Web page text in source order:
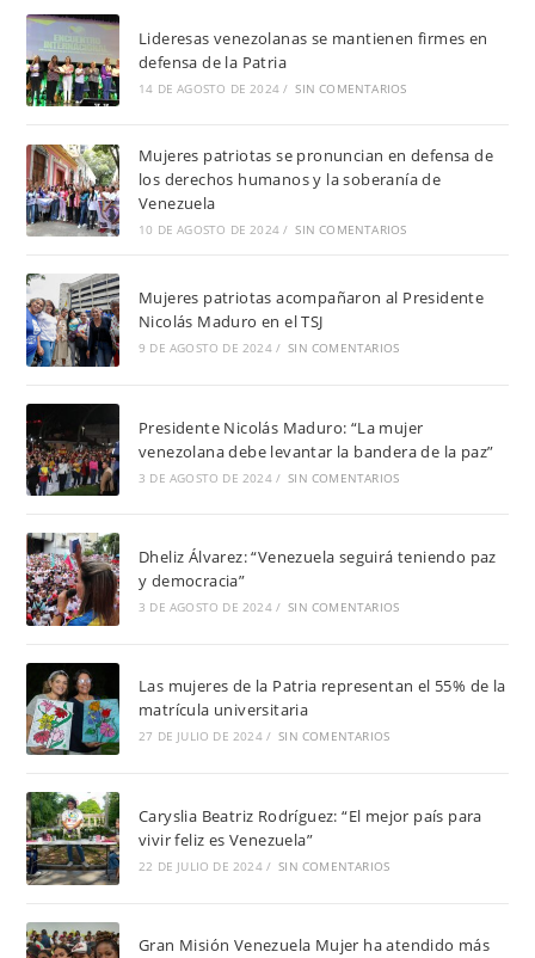
Lideresas venezolanas se mantienen firmes en
defensa de la Patria
14 DE AGOSTO DE 2024 / SIN COMENTARIOS
Mujeres patriotas se pronuncian en defensa de
los derechos humanos y la soberanía de
Venezuela
10 DE AGOSTO DE 2024 / SIN COMENTARIOS
Mujeres patriotas acompañaron al Presidente
Nicolás Maduro en el TSJ
9 DE AGOSTO DE 2024 / SIN COMENTARIOS
Presidente Nicolás Maduro: “La mujer
venezolana debe levantar la bandera de la paz”
3 DE AGOSTO DE 2024 / SIN COMENTARIOS
Dheliz Álvarez: “Venezuela seguirá teniendo paz
y democracia”
3 DE AGOSTO DE 2024 / SIN COMENTARIOS
Las mujeres de la Patria representan el 55% de la
matrícula universitaria
27 DE JULIO DE 2024 / SIN COMENTARIOS
Caryslia Beatriz Rodríguez: “El mejor país para
vivir feliz es Venezuela”
22 DE JULIO DE 2024 / SIN COMENTARIOS
Gran Misión Venezuela Mujer ha atendido más